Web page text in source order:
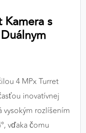
Kamera s
4 MPx Turret
inovatívnej
vysokým rozlíšením
vďaka čomu
webovými
partnerom